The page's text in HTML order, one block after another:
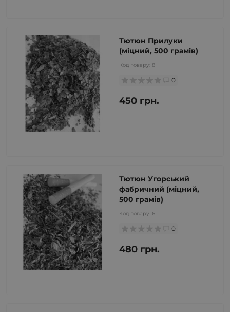
Тютюн Прилуки
(міцний, 500 грамів)
Код товару: 8
0
450 грн.
Тютюн Угорський
фабричний (міцний,
500 грамів)
Код товару: 6
0
480 грн.